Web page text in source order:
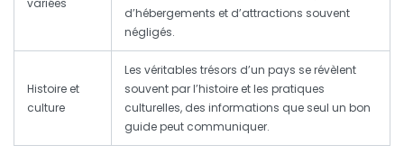
d’hébergements et d’attractions souvent
négligés.
Histoire et
culture
Les véritables trésors d’un pays se révèlent
souvent par l’histoire et les pratiques
culturelles, des informations que seul un bon
guide peut communiquer.